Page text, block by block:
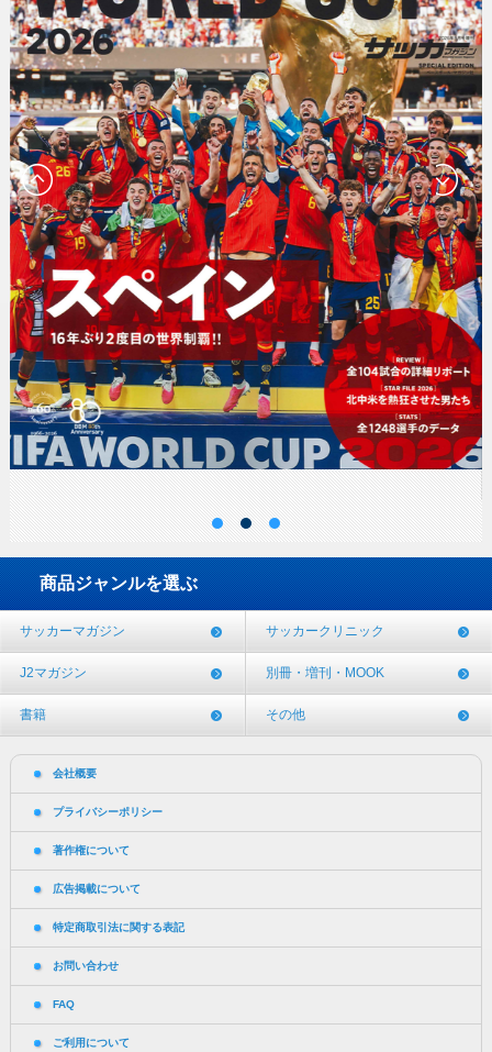
商品ジャンルを選ぶ
サッカーマガジン サッカークリニック
J2マガジン 別冊・増刊・MOOK
書籍 その他
会社概要
プライバシーポリシー
著作権について
広告掲載について
特定商取引法に関する表記
お問い合わせ
FAQ
ご利用について